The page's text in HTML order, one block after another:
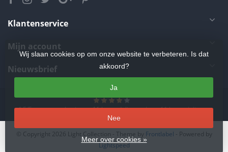
Klantenservice
Mijn account
Nieuwsbrief
4.5/5sterren op basis van11beoordelingen.Lees 11 beoordelingen
Wij slaan cookies op om onze website te verbeteren. Is dat
akkoord?
Ja
Nee
Meer over cookies »
© Copyright 2026 Light Collection - Theme by Frontlabel - Powered by
Lightspeed